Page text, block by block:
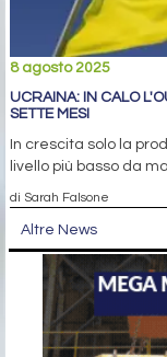
8 agosto 2025
UCRAINA: IN CALO
SETTE MESI
In crescita solo la
livello più basso da
di Sarah Falsone
Altre News